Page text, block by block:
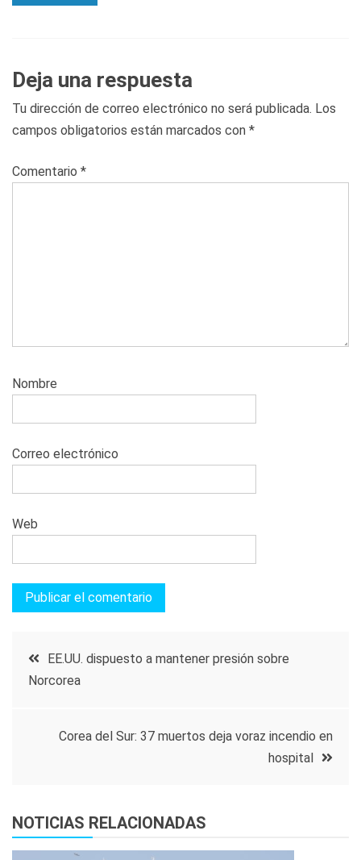
Deja una respuesta
Tu dirección de correo electrónico no será publicada. Los
campos obligatorios están marcados con *
Comentario *
Nombre
Correo electrónico
Web
Navegación
entradas
EE.UU. dispuesto a mantener presión sobre
Norcorea
Corea del Sur: 37 muertos deja voraz incendio en
hospital
NOTICIAS RELACIONADAS